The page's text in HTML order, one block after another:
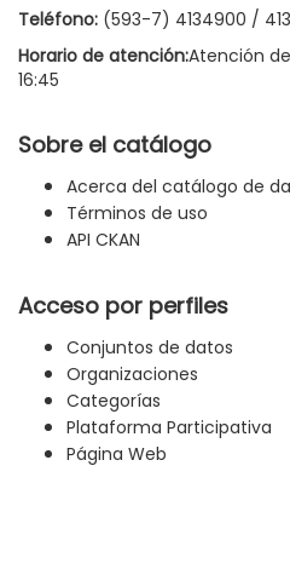
Teléfono: (593-7) 4134900 /
Horario de atención:Atención
16:45
Sobre el catálogo
Acerca del catálogo de
Términos de uso
API CKAN
Acceso por perfiles
Conjuntos de datos
Organizaciones
Categorías
Plataforma Participativa
Página Web